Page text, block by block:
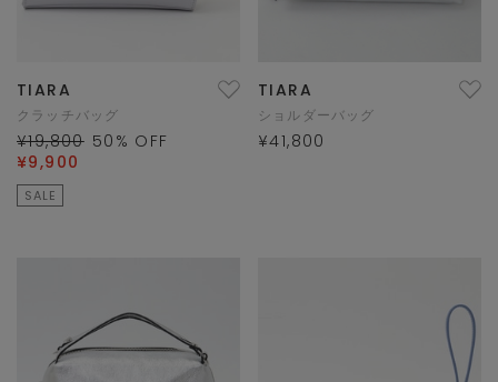
TIARA
クラッチバッグ
¥19,800 50 % OFF
¥9,900
SALE
TIARA
ショルダーバッグ
¥41,800